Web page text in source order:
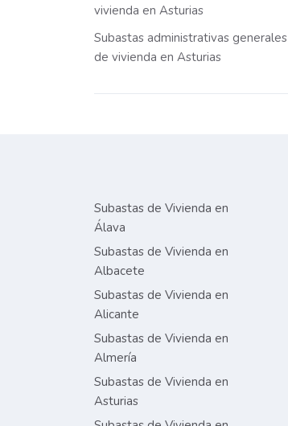
vivienda en Asturias
Subastas administrativas generales
de vivienda en Asturias
Subastas de Vivienda en
Álava
Subastas de Vivienda en
Albacete
Subastas de Vivienda en
Alicante
Subastas de Vivienda en
Almería
Subastas de Vivienda en
Asturias